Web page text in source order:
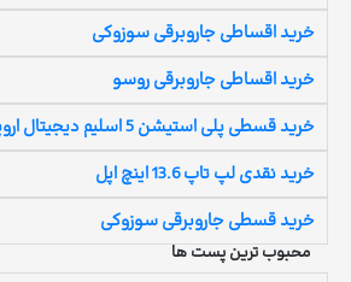
خرید اقساطی جاروبرقی سوزوکی
خرید اقساطی جاروبرقی روسو
خرید قسطی پلی استیشن 5 اسلیم دیجیتال اروپا
خرید نقدی لپ تاپ 13.6 اینچ اپل
خرید قسطی جاروبرقی سوزوکی
محبوب ترین پست ها